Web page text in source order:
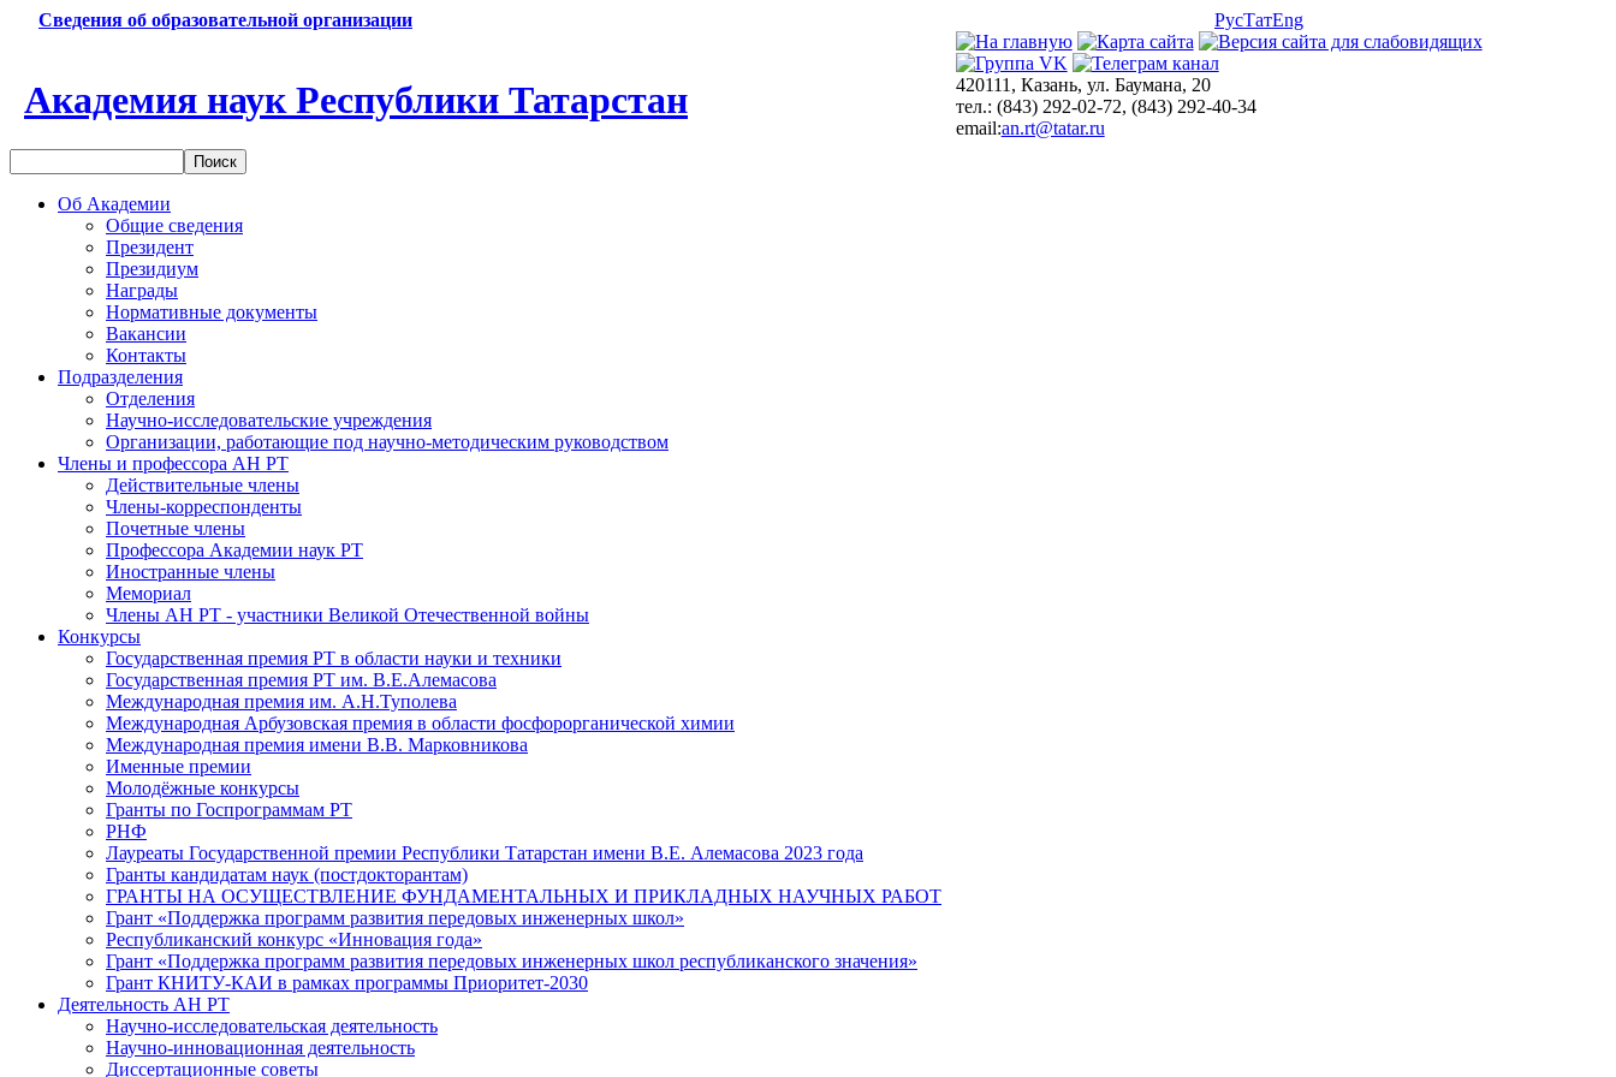
Сведения об образовательной организации РусТатEng
Академия наук Республики Татарстан
420111, Казань, ул. Баумана, 20
тел.: (843) 292-02-72, (843) 292-40-34
email:an.rt@tatar.ru
Об Академии
Общие сведения
Президент
Президиум
Награды
Нормативные документы
Вакансии
Контакты
Подразделения
Отделения
Научно-исследовательские учреждения
Организации, работающие под научно-методическим руководством
Члены и профессора АН РТ
Действительные члены
Члены-корреспонденты
Почетные члены
Профессора Академии наук РТ
Иностранные члены
Мемориал
Члены АН РТ - участники Великой Отечественной войны
Конкурсы
Государственная премия РТ в области науки и техники
Государственная премия РТ им. В.Е.Алемасова
Международная премия им. А.Н.Туполева
Международная Арбузовская премия в области фосфорорганической химии
Международная премия имени В.В. Марковникова
Именные премии
Молодёжные конкурсы
Гранты по Госпрограммам РТ
РНФ
Лауреаты Государственной премии Республики Татарстан имени В.Е. Алемасова 2023 года
Гранты кандидатам наук (постдокторантам)
ГРАНТЫ НА ОСУЩЕСТВЛЕНИЕ ФУНДАМЕНТАЛЬНЫХ И ПРИКЛАДНЫХ НАУЧНЫХ РАБОТ
Грант «Поддержка программ развития передовых инженерных школ»
Республиканский конкурс «Инновация года»
Грант «Поддержка программ развития передовых инженерных школ республиканского значения»
Грант КНИТУ-КАИ в рамках программы Приоритет-2030
Деятельность АН РТ
Научно-исследовательская деятельность
Научно-инновационная деятельность
Диссертационные советы